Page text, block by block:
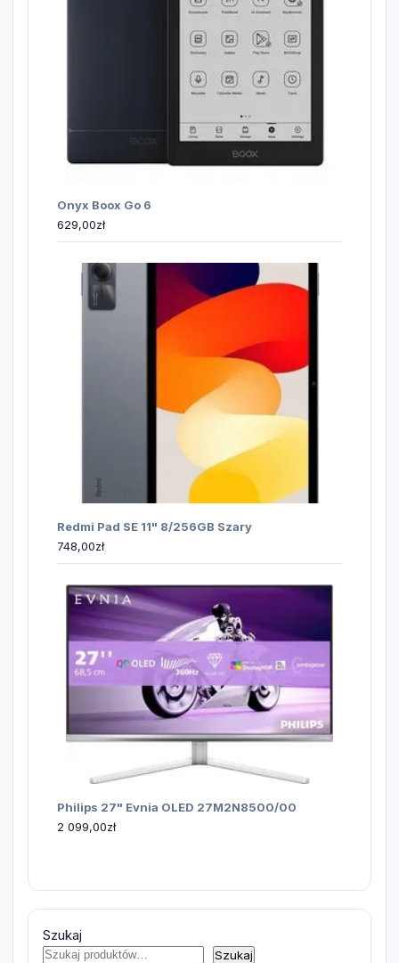
Onyx Boox Go 6
629,00zł
Redmi Pad SE 11" 8/256GB Szary
748,00zł
Philips 27" Evnia OLED 27M2N8500/00
2 099,00zł
Szukaj
Szukaj